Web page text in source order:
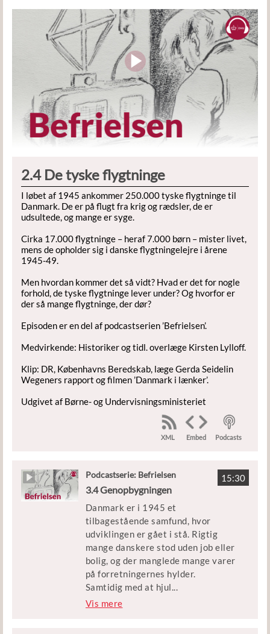
2.4 De tyske flygtninge
I løbet af 1945 ankommer 250.000 tyske flygtninge til
Danmark. De er på flugt fra krig og rædsler, de er
udsultede, og mange er syge.
Cirka 17.000 flygtninge – heraf 7.000 børn – mister livet,
mens de opholder sig i danske flygtningelejre i årene
1945-49.
Men hvordan kommer det så vidt? Hvad er det for nogle
forhold, de tyske flygtninge lever under? Og hvorfor er
der så mange flygtninge, der dør?
Episoden er en del af podcastserien ’Befrielsen’.
Medvirkende: Historiker og tidl. overlæge Kirsten Lylloff.
Klip: DR, Københavns Beredskab, læge Gerda Seidelin
Wegeners rapport og filmen ’Danmark i lænker’.
Udgivet af Børne- og Undervisningsministeriet
XML Embed Podcasts
15:30
Podcastserie: Befrielsen
3.4 Genopbygningen
Danmark er i 1945 et
tilbagestående samfund, hvor
udviklingen er gået i stå. Rigtig
mange danskere stod uden job eller
bolig, og der manglede mange varer
på forretningernes hylder.
Samtidig med at hjul...
ene skulle rulles i gang i samfundet,
Vis mere